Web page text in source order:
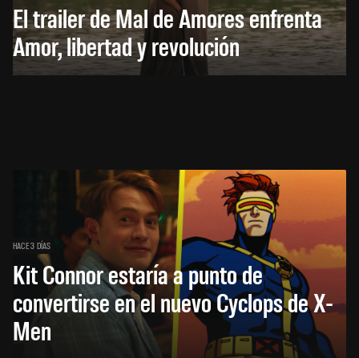
El trailer de Mal de Amores enfrenta
Amor, libertad y revolución
HACE 3 DÍAS
Kit Connor estaría a punto de
convertirse en el nuevo Cyclops de X-
Men